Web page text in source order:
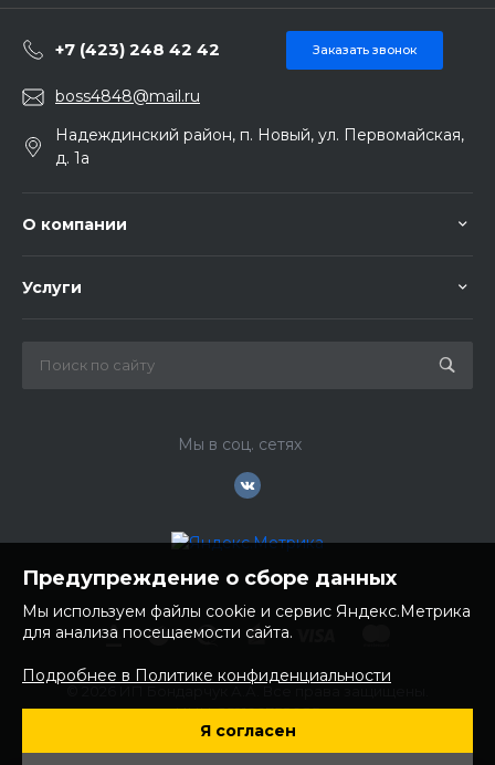
+7 (423) 248 42 42 Заказать звонок
boss4848@mail.ru
Надеждинский район, п. Новый, ул. Первомайская,
д. 1а
О компании
Услуги
Мы в соц. сетях
ИНН: 252100758085
ОГРНИП: 304250236200270
Юр. адрес: 692481 Приморский край, Надеждинский район,
Предупреждение о сборе данных
Мы используем файлы cookie и сервис Яндекс.Метрика
для анализа посещаемости сайта.
Подробнее в Политике конфиденциальности
Я согласен